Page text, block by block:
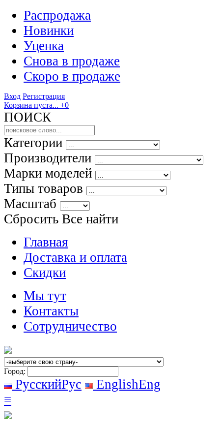
Распродажа
Новинки
Уценка
Снова в продаже
Скоро в продаже
Вход Регистрация
Корзина пуста... +0
ПОИСК
Категории
Производители
Марки моделей
Типы товаров
Масштаб
Сбросить Все найти
Главная
Доставка и оплата
Скидки
Мы тут
Контакты
Сотрудничество
Город:
РусскийРус EnglishEng
≡